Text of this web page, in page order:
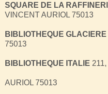
SQUARE DE LA
VINCENT AURIOL 75013
BIBLIOTHEQUE GLACIERE
75013
BIBLIOTHEQUE ITALIE
AURIOL 75013